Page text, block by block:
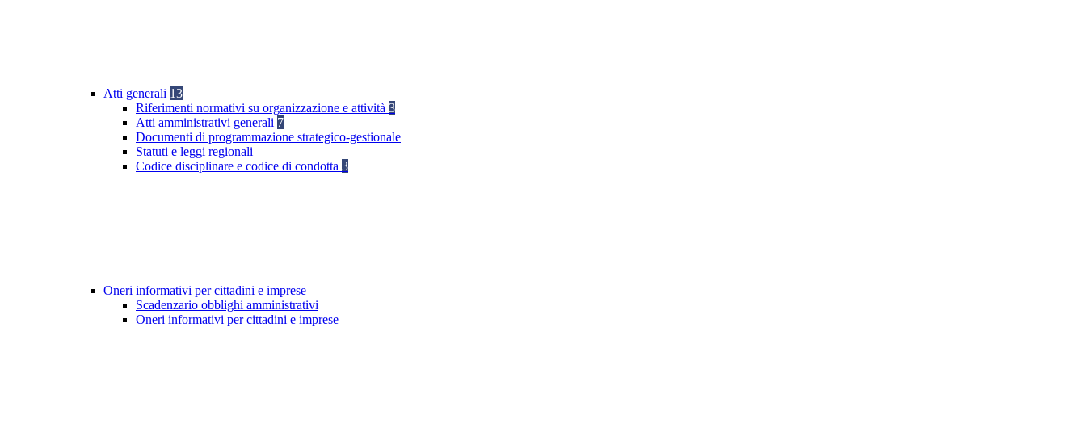
Atti generali 13
Riferimenti normativi su organizzazione e attività 3
Atti amministrativi generali 7
Documenti di programmazione strategico-gestionale
Statuti e leggi regionali
Codice disciplinare e codice di condotta 3
Oneri informativi per cittadini e imprese
Scadenzario obblighi amministrativi
Oneri informativi per cittadini e imprese